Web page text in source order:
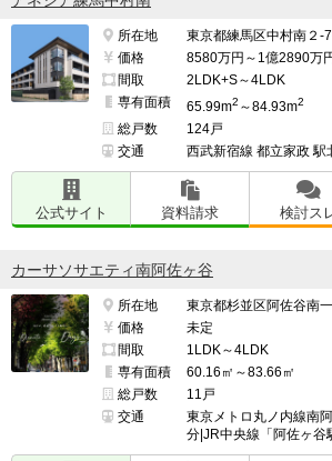
所在地
東京都練馬区中村南２-
価格
8580万円～1億2890万
間取
2LDK+S～4LDK
専有面積
65.99m2 ～84.93m2
総戸数
124戸
交通
西武新宿線 都立家政 駅
公式サイト 資料請求 検討ス
カーサソサエティ南阿佐ヶ谷
所在地
東京都杉並区阿佐谷南
価格
未定
間取
1LDK～4LDK
専有面積
60.16㎡～83.66㎡
総戸数
11戸
交通
東京メトロ丸ノ内線南
分|JR中央線「阿佐ヶ谷